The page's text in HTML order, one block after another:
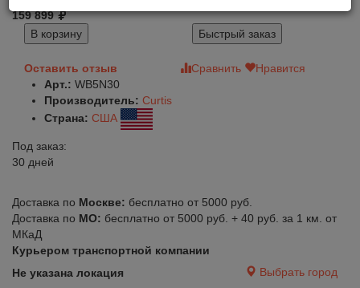
159 899
В корзину
Быстрый заказ
Оставить отзыв Сравнить
Нравится
Арт.: WB5N30
Производитель: Curtis
Страна: США
Под заказ:
30 дней
Доставка по Москве: бесплатно от 5000 руб.
Доставка по МО: бесплатно от 5000 руб. + 40 руб. за 1 км. от
МКаД
Курьером транспортной компании
Не указана локация
Выбрать город